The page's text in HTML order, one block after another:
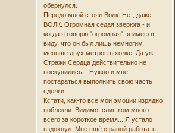
обернулся.
Передо мной стоял Волк. Нет, даже
ВОЛК. Огромная седая зверюга - и
когда я говорю "огромная", я имею в
виду, что он был лишь немногим
меньше двух метров в холке. Да уж,
Стражи Сердца действительно не
поскупились... Нужно и мне
постараться выполнить свою часть
сделки.
Кстати, как-то все мои эмоции изрядно
поблекли. Видимо, слишком много
всего за короткое время... Я устало
вздохнул. Мне ещё с раной работать...